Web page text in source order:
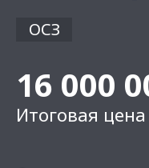
ОСЗ
16 000
Итоговая цена